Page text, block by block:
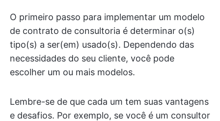
O primeiro passo para implementar um modelo
de contrato de consultoria é determinar o(s)
tipo(s) a ser(em) usado(s). Dependendo das
necessidades do seu cliente, você pode
escolher um ou mais modelos.
Lembre-se de que cada um tem suas vantagens
e desafios. Por exemplo, se você é um consultor